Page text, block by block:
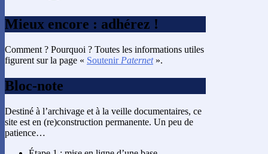
Mieux encore : adhérez !
Comment ? Pourquoi ? Toutes les informations utiles
figurent sur la page « Soutenir Paternet».
Bloc-note
Destiné à l’archivage et à la veille documentaires, ce
site est en (re)construction permanente. Un peu de
patience…